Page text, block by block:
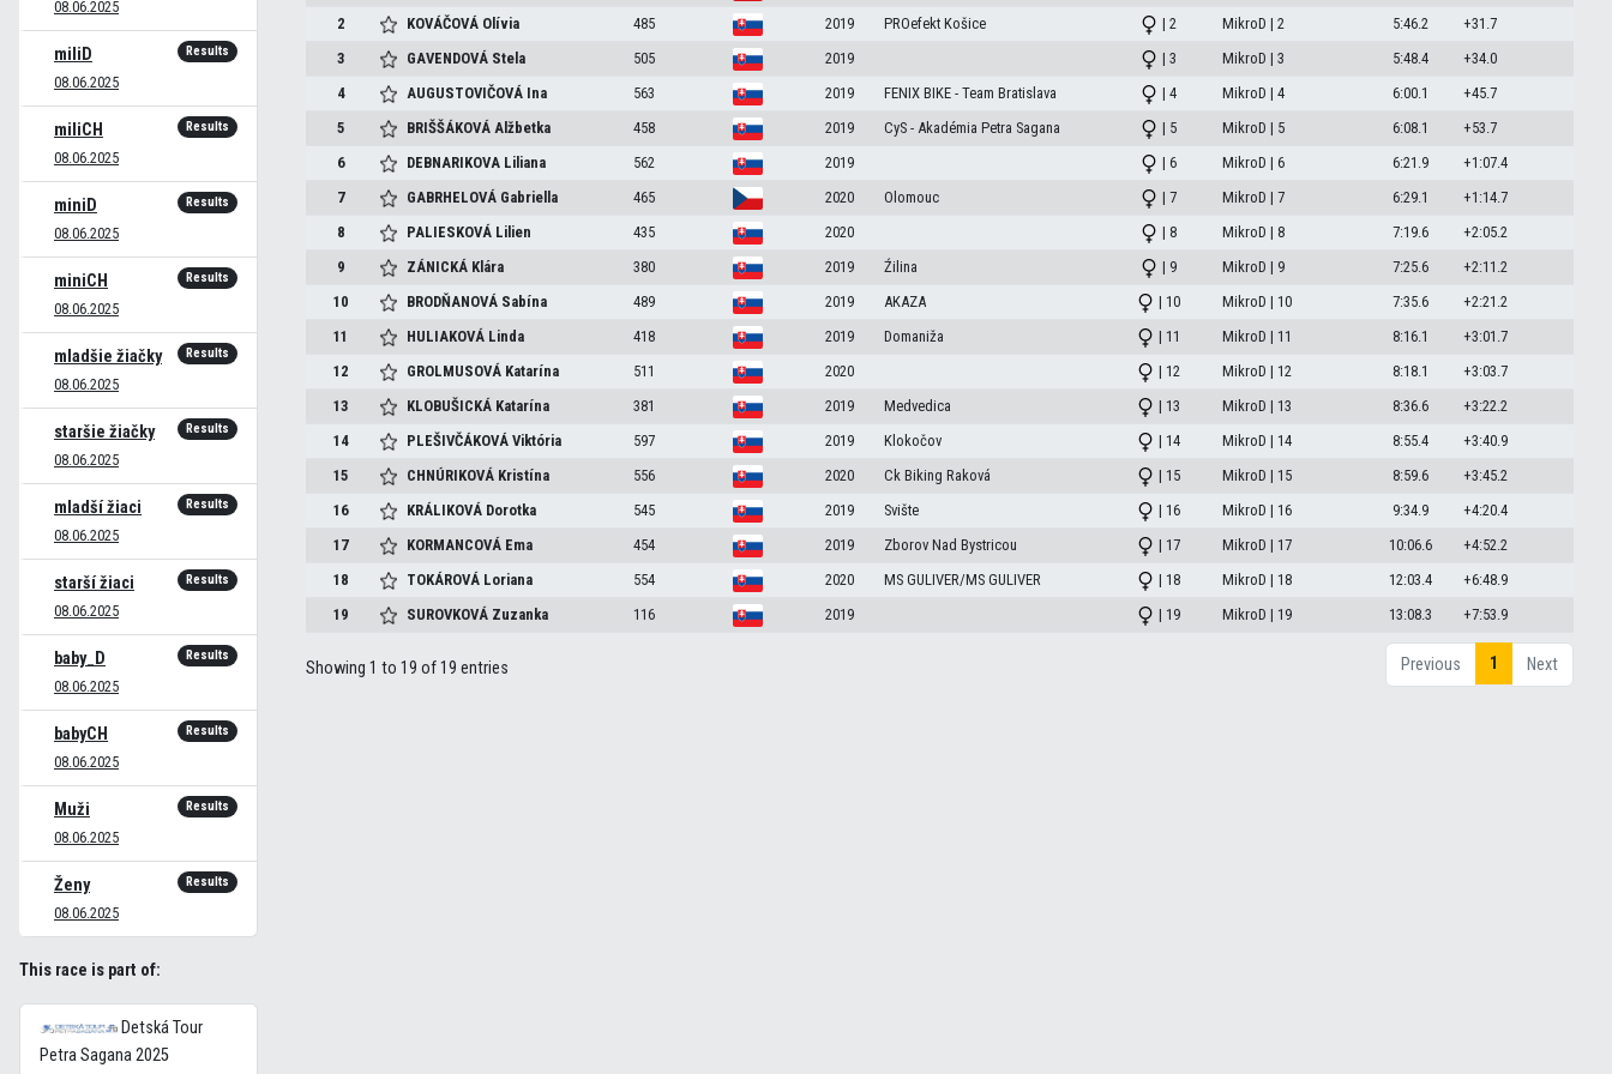
08.06.2025
miliD
08.06.2025
Results
miliCH
08.06.2025
Results
miniD
08.06.2025
Results
miniCH
08.06.2025
Results
mladšie žiačky
08.06.2025
Results
staršie žiačky
08.06.2025
Results
mladší žiaci
08.06.2025
Results
starší žiaci
08.06.2025
Results
baby_D
08.06.2025
Results
babyCH
08.06.2025
Results
Muži
08.06.2025
Results
Ženy
08.06.2025
Results
This race is part of:
Detská Tour
Petra Sagana 2025
2 KOVÁČOVÁ Olívia 485 2019 PROefekt Košice | 2 MikroD | 2 5:46.2
+31.7
3
GAVENDOVÁ Stela 505 2019 | 3 MikroD | 3 5:48.4
+34.0
4
AUGUSTOVIČOVÁ Ina 563 2019 FENIX BIKE - Team Bratislava | 4 MikroD | 4 6:00.1
+45.7
5
BRIŠŠÁKOVÁAlžbetka 458 2019 CyS - Akadémia Petra Sagana | 5 MikroD | 5 6:08.1
+53.7
6
DEBNARIKOVA Liliana 562 2019 | 6 MikroD | 6 6:21.9
+1:07.4
7
GABRHELOVÁ Gabriella 465 2020 Olomouc | 7 MikroD | 7 6:29.1
+1:14.7
8
PALIESKOVÁ Lilien 435 2020 | 8 MikroD | 8 7:19.6
+2:05.2
9
ZÁNICKÁ Klára 380 2019 Źilina | 9 MikroD | 9 7:25.6
+2:11.2
10
BRODŇANOVÁ Sabína 489 2019 AKAZA | 10 MikroD | 10 7:35.6
+2:21.2
11
HULIAKOVÁ Linda 418 2019 Domaniža | 11 MikroD | 11 8:16.1
+3:01.7
12
GROLMUSOVÁ Katarína 511 2020 | 12 MikroD | 12 8:18.1
+3:03.7
13
KLOBUŠICKÁ Katarína 381 2019 Medvedica | 13 MikroD | 13 8:36.6
+3:22.2
14
PLEŠIVČÁKOVÁViktória 597 2019 Klokočov | 14 MikroD | 14 8:55.4
+3:40.9
15
CHNÚRIKOVÁ Kristína 556 2020 Ck Biking Raková | 15 MikroD | 15 8:59.6
+3:45.2
16
KRÁLIKOVÁ Dorotka 545 2019 Svište | 16 MikroD | 16 9:34.9
+4:20.4
17
KORMANCOVÁ Ema 454 2019 Zborov Nad Bystricou | 17 MikroD | 17 10:06.6
+4:52.2
18
TOKÁROVÁ Loriana 554 2020 MS GULIVER/MS GULIVER | 18 MikroD | 18 12:03.4
+6:48.9
19
SUROVKOVÁ Zuzanka 116 2019 | 19 MikroD | 19 13:08.3 +7:53.9
Showing 1 to 19 of 19 entries Previous 1 Next